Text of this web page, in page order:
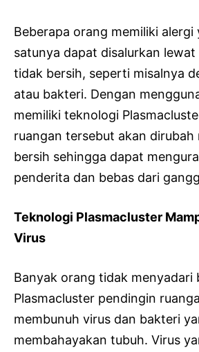
Beberapa orang memiliki alergi
satunya dapat disalurkan lewat
tidak bersih, seperti misalnya
atau bakteri. Dengan
memiliki teknologi
ruangan tersebut akan dirubah
bersih sehingga dapat
penderita dan bebas dari
Teknologi Plasmacluster
Virus
Banyak orang tidak menyadari
Plasmacluster pendingin
membunuh virus dan bakteri
membahayakan tubuh. Virus